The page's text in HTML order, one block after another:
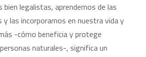
bien legalistas, aprendemos de las
las incorporamos en nuestra vida y
-cómo beneficia y protege
naturales-, significa un